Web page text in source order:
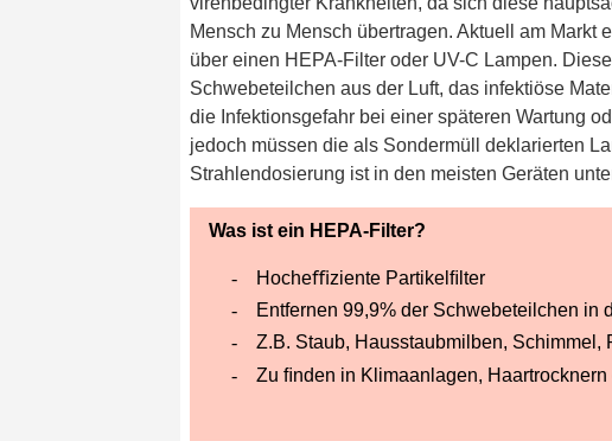
Mensch zu Mensch übertragen. Aktuell am
über einen HEPA-Filter oder UV-C Lampen.
Schwebeteilchen aus der Luft, das infektiöse
die Infektionsgefahr bei einer späteren Wartung
jedoch müssen die als Sondermüll deklarierten
Strahlendosierung ist in den meisten Geräten
Was ist ein HEPA-Filter?
Hocheﬃziente Partikelﬁlter
Entfernen 99,9% der Schwebeteilchen in
Z.B. Staub, Hausstaubmilben, Schimmel,
Zu ﬁnden in Klimaanlagen,